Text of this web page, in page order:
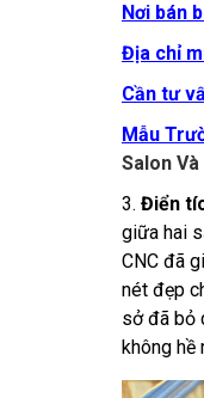
Nơi bán
Địa chỉ
Cần tư
Mẫu
Salon
3. Điển
giữa hai
CNC đã
nét đẹp
sở đã bỏ
không hề